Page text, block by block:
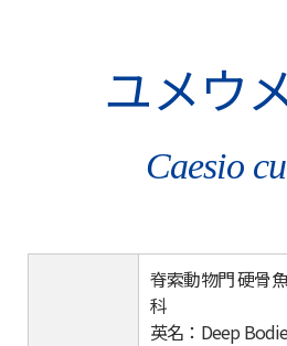
ユメウ
Caesio
脊索動物門 硬骨
科
英名：Deep